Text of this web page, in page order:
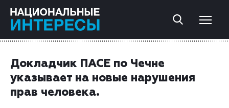
Докладчик ПАСЕ по Чечне
указывает на новые нарушения
прав человека.